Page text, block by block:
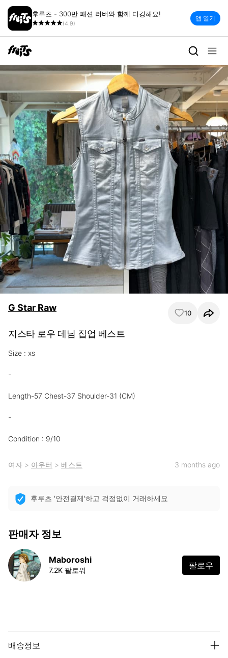
후루츠 - 300만 패션 러버와 함께 디깅해요!
(4.9)
앱 열기
G Star Raw 10
지스타 로우 데님 집업 베스트
Size : xs
-
Length-57 Chest-37 Shoulder-31 (CM)
-
Condition : 9/10
여자 > 아우터 > 베스트 3 months ago
후루츠 '안전결제'하고 걱정없이 거래하세요
판매자 정보
Maboroshi
7.2K 팔로워 팔로우
배송정보